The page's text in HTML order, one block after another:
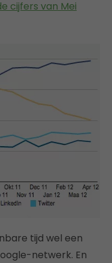
cijfers van Mei
tijd wel een
netwerk. En